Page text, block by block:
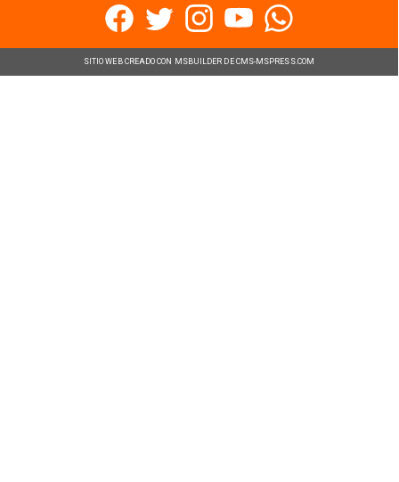
SITIO WEB CREADO CON MSBUILDER DE CMS-MSPRESS.COM